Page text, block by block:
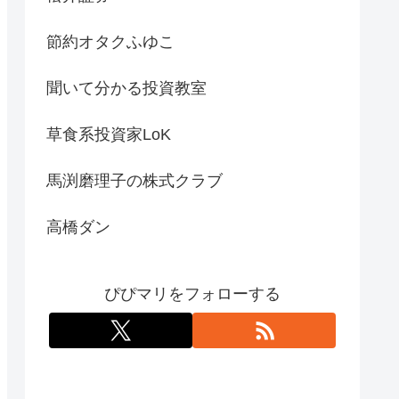
節約オタクふゆこ
聞いて分かる投資教室
草食系投資家LoK
馬渕磨理子の株式クラブ
高橋ダン
ぴぴマリをフォローする